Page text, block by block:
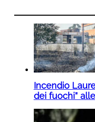
Incendio
dei fuochi”